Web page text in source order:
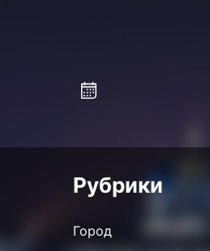
Рубрики
Город